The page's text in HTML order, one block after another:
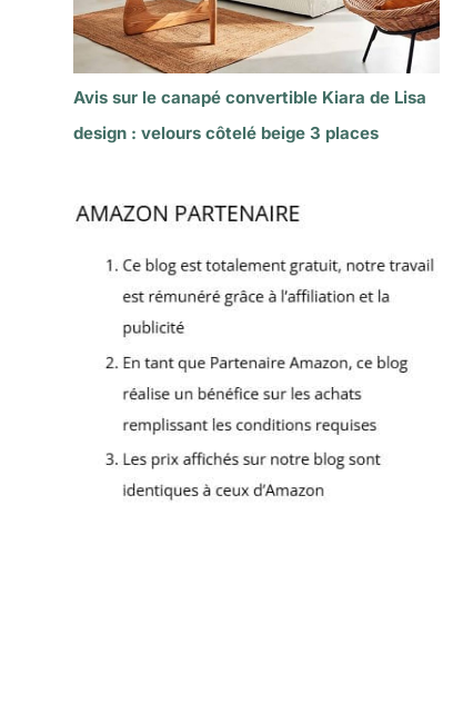
Avis sur le canapé convertible Kiara de Lisa
design : velours côtelé beige 3 places